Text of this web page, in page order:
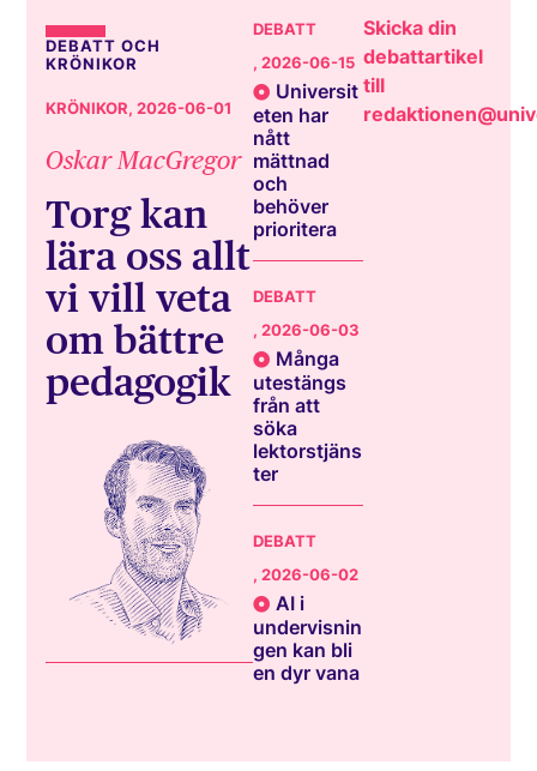
DEBATT OCH
KRÖNIKOR
KRÖNIKOR, 2026-06-01
Oskar MacGregor
Torg kan
lära oss allt
vi vill veta
om bättre
pedagogik
DEBATT
, 2026-06-15
Universit
eten har
nått
mättnad
och
behöver
prioritera
DEBATT
, 2026-06-03
Många
utestängs
från att
söka
lektorstjäns
ter
DEBATT
, 2026-06-02
AI i
undervisnin
gen kan bli
en dyr vana
Skicka din
debattartikel
till